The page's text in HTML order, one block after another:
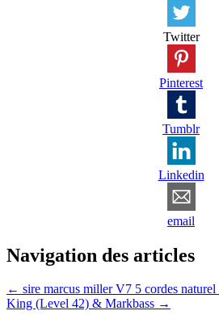
Twitter
Pinterest
Tumblr
Linkedin
email
Navigation des articles
← sire marcus miller V7 5 cordes
King (Level 42) & Markbass →